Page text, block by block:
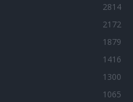
2814
2172
1879
1416
1300
1065